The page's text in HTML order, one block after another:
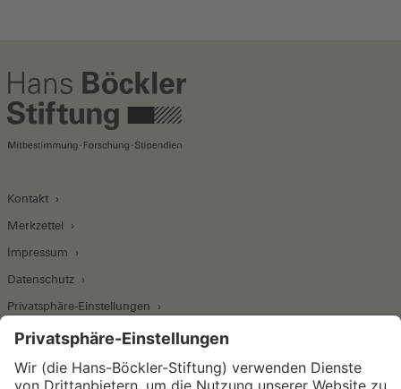
Kontakt
Merkzettel
Impressum
Datenschutz
Privatsphäre-Einstellungen
Wirtschafts- und Sozialwissenschaftliches Institut